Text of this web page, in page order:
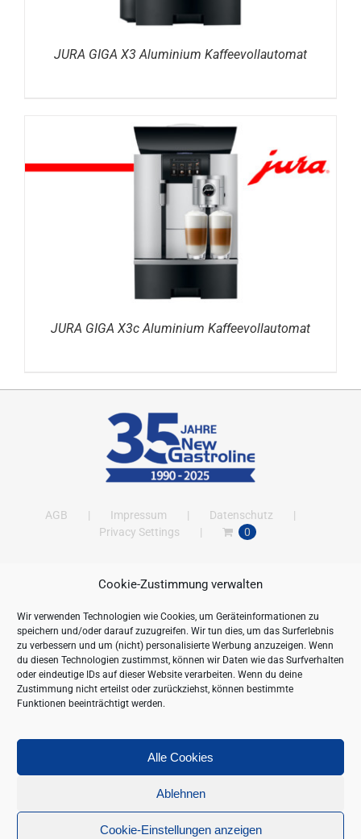
Cookie-Zustimmung verwalten
Wir verwenden Technologien wie Cookies, um Geräteinformationen zu
speichern und/oder darauf zuzugreifen. Wir tun dies, um das Surferlebnis
zu verbessern und um (nicht) personalisierte Werbung anzuzeigen. Wenn
du diesen Technologien zustimmst, können wir Daten wie das Surfverhalten
oder eindeutige IDs auf dieser Website verarbeiten. Wenn du deine
Zustimmung nicht erteilst oder zurückziehst, können bestimmte
Funktionen beeinträchtigt werden.
Alle Cookies
Ablehnen
Cookie-Einstellungen anzeigen
JURA GIGA X3 Aluminium Kaffeevollautomat
DETAILS
JURA GIGA X3c Aluminium Kaffeevollautomat
AGB Impressum
Datenschutz
Privacy Settings
0
ANSCHRIFT
New Gastroline GmbH
Barthestraße 115
18356 Barth
Deutschland/Germany
Öffnungszeiten:
Mo. - Fr. 09.00 bis 16.00 Uhr
https://www.newgastroline.de